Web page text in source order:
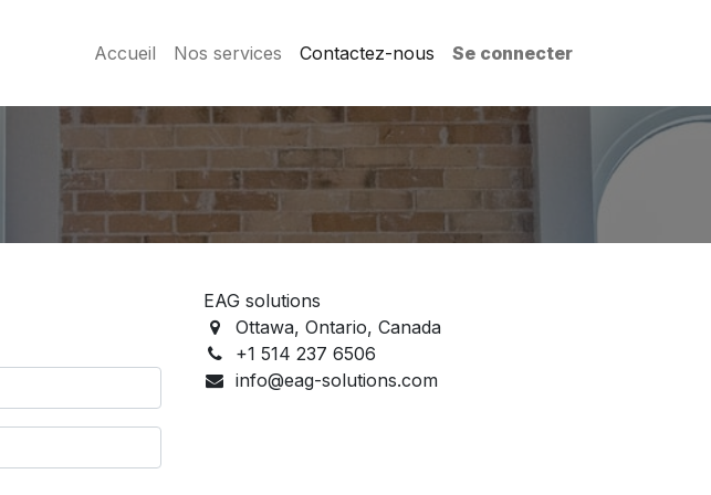
Accueil Nos services Contactez-nous Se connecter
EAG solutions
Ottawa, Ontario, Canada
+1 514 237 6506
info@eag-solutions.com